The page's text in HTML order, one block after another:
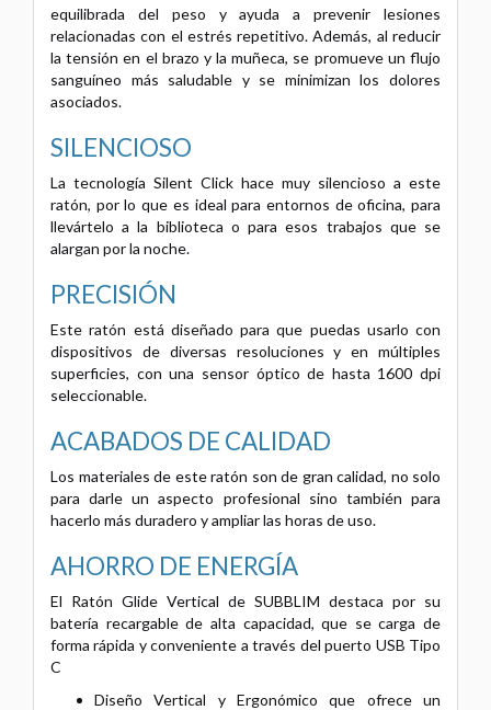
equilibrada del peso y ayuda a prevenir lesiones
relacionadas con el estrés repetitivo. Además, al reducir
la tensión en el brazo y la muñeca, se promueve un flujo
sanguíneo más saludable y se minimizan los dolores
asociados.
SILENCIOSO
La tecnología Silent Click hace muy silencioso a este
ratón, por lo que es ideal para entornos de oficina, para
llevártelo a la biblioteca o para esos trabajos que se
alargan por la noche.
PRECISIÓN
Este ratón está diseñado para que puedas usarlo con
dispositivos de diversas resoluciones y en múltiples
superficies, con una sensor óptico de hasta 1600 dpi
seleccionable.
ACABADOS DE CALIDAD
Los materiales de este ratón son de gran calidad, no solo
para darle un aspecto profesional sino también para
hacerlo más duradero y ampliar las horas de uso.
AHORRO DE ENERGÍA
El Ratón Glide Vertical de SUBBLIM destaca por su
batería recargable de alta capacidad, que se carga de
forma rápida y conveniente a través del puerto USB Tipo
C
Diseño Vertical y Ergonómico que ofrece un